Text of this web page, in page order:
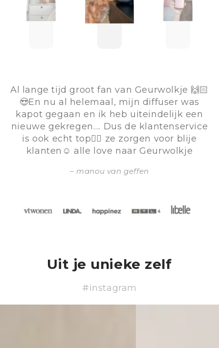
Al lange tijd groot fan van Geurwolkje 🙌🏻
😍En nu al helemaal, mijn diffuser was
kapot gegaan en ik heb uiteindelijk een
nieuwe gekregen…. Dus de klantenservice
is ook echt top👌🏻 ze zorgen voor blije
klanten☺️ alle love naar Geurwolkje
manou van geffen
Uit je unieke zelf
#instagram